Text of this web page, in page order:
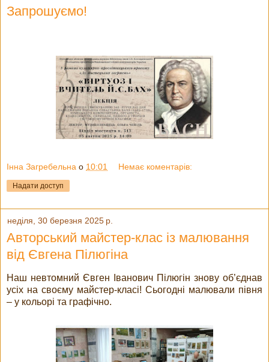
Запрошуємо!
Інна Загребельна о 10:01 Немає коментарів:
Надати доступ
неділя, 30 березня 2025 р.
Авторський майстер-клас із малювання
від Євгена Пілюгіна
Наш невтомний Євген Іванович Пілюгін знову об’єднав
усіх на своєму майстер-класі! Сьогодні малювали півня
– у кольорі та графічно.